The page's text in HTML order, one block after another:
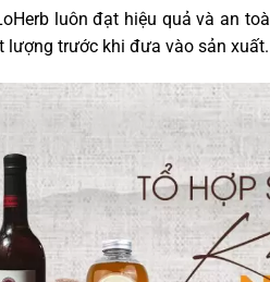
luôn đạt hiệu quả và an
lượng trước khi đưa vào sản xuất.